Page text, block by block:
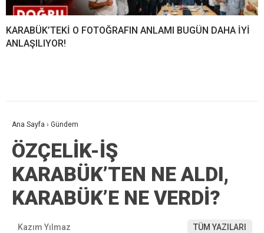
KARABÜK’TEKİ O FOTOĞRAFIN ANLAMI BUGÜN DAHA İYİ
ANLAŞILIYOR!
Ana Sayfa › Gündem
ÖZÇELİK-İŞ
KARABÜK’TEN NE ALDI,
KARABÜK’E NE VERDİ?
Kazım Yılmaz TÜM YAZILARI